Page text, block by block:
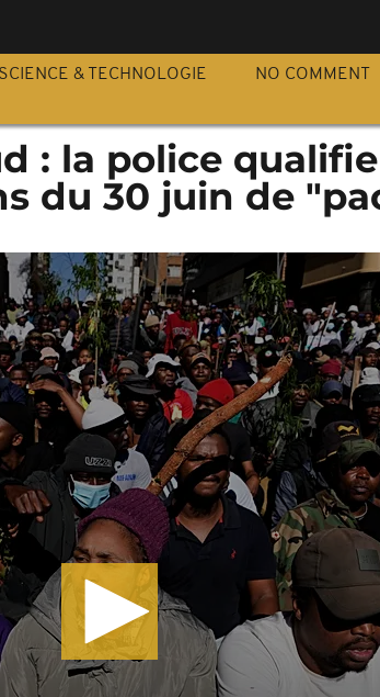
SCIENCE & TECHNOLOGIE NO COMMENT
: la police
du 30 juin de